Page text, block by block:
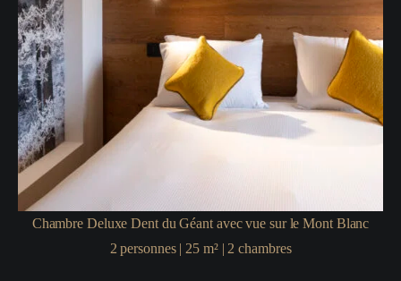
Chambre Deluxe Dent du Géant avec vue sur le Mont Blanc
2 personnes| 25 m²| 2 chambres